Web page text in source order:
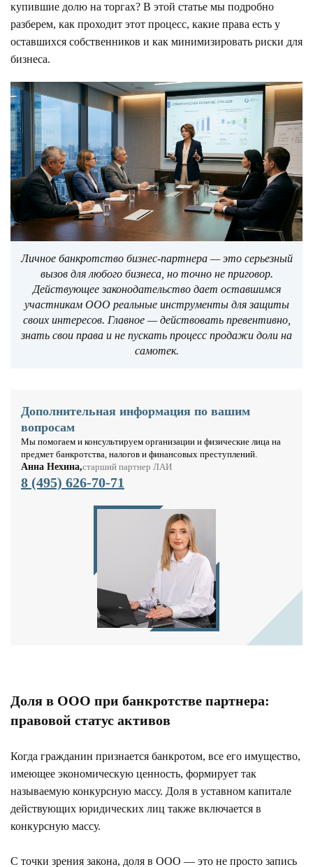
купившие долю на торгах? В этой статье мы подробно
разберем, как проходит этот процесс, какие права есть у
оставшихся собственников и как минимизировать риски для
бизнеса.
Личное банкротство бизнес-партнера — это серьезный
вызов для любого бизнеса, но точно не приговор.
Действующее законодательство дает оставшимся
участникам ООО реальные инструменты для защиты
своих интересов. Главное — действовать превентивно,
знать свои права и не пускать процесс продажи доли на
самотек.
Дополнительная информация по вашим
вопросам
Мы помогаем и консультируем организации и физические лица на
предмет банкротства, налогов и финансовых преступлений.
Анна Нехина,старший партнер ЛАИ
8 (495) 626-70-71
Доля в ООО при банкротстве партнера:
правовой статус активов
Когда гражданин признается банкротом, все его имущество,
имеющее экономическую ценность, формирует так
называемую конкурсную массу. Доля в уставном капитале
действующих юридических лиц также включается в
конкурсную массу.
С точки зрения закона, доля в ООО — это не просто запись